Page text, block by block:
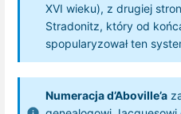
XVI wieku), z drugiej
Stradonitz, który od
spopularyzował ten
Numeracja d’Aboville’a